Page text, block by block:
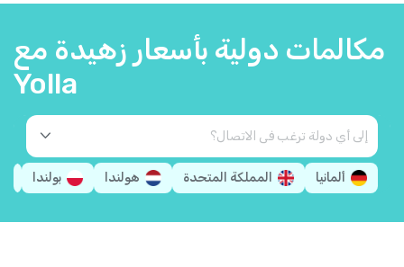
مكالمات دولية بأسعار زهيدة مع
Yolla
ألمانيا المملكة المتحدة هولندا بولندا